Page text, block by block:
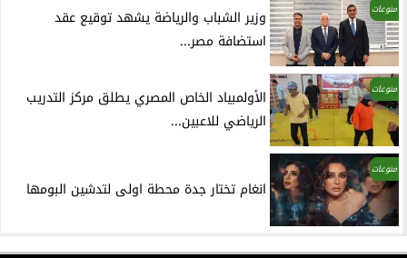
منوعات
وزير الشباب والرياضة يشهد توقيع عقد
استضافة مصر...
منوعات
الأولمبياد الخاص المصري يطلق مركز التدريب
الرياضي للاعبين...
منوعات
انغام تختار جدة محطة اولى لتدشين البومها